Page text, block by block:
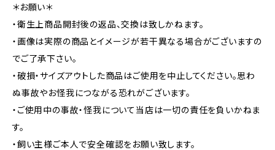
＊お願い＊
・衛生上商品開封後の返品、交換は致しかねます。
・画像は実際の商品とイメージが若干異なる場合がございますの
でご了承下さい。
・破損・サイズアウトした商品はご使用を中止してください。思わ
ぬ事故やお怪我につながる恐れがございます。
・ご使用中の事故・怪我について当店は一切の責任を負いかねま
す。
・飼い主様ご本人で安全確認をお願い致します。